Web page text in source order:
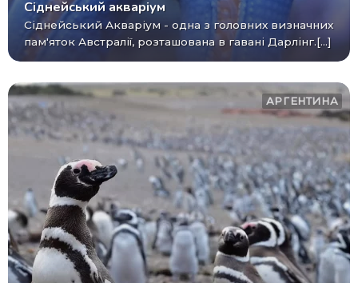
Сіднейський акваріум
Сіднейський Акваріум - одна з головних визначних
пам'яток Австралії, розташована в гавані Дарлінг.[...]
АРГЕНТИНА